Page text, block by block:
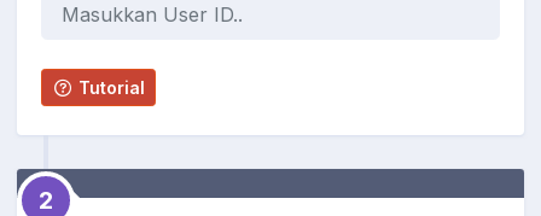
Tutorial
2